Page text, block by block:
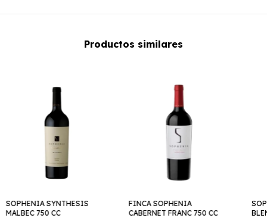
Productos similares
SOPHENIA SYNTHESIS
MALBEC 750 CC
FINCA SOPHENIA
CABERNET FRANC 750 CC